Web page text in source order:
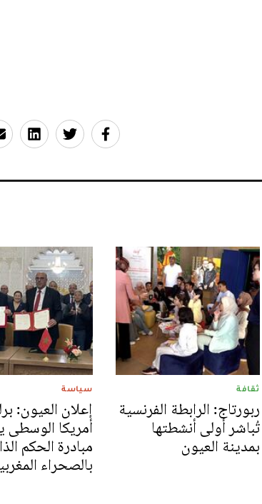
ثقافة
ربورتاج: الرابطة الفرنسية
تُباشر أولى أنشطتها
بمدينة العيون
سياسة
إعلان العيون:
أمريكا الوسطى
مبادرة الحكم
بالصحراء